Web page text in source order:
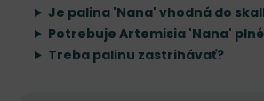
Je palina 'Nana' vhodná do
Potrebuje Artemisia 'Nana'
Treba palinu zastrihávať?